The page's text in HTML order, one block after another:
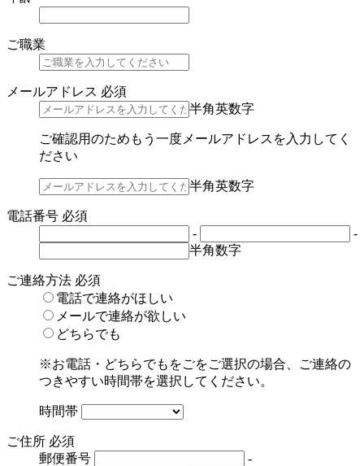
ご職業
メールアドレス 必須
半角英数字
ご確認用のためもう一度メールアドレスを入力してく
ださい
半角英数字
電話番号 必須
-
-
半角数字
ご連絡方法 必須
電話で連絡がほしい
メールで連絡が欲しい
どちらでも
※お電話・どちらでもをごをご選択の場合、ご連絡の
つきやすい時間帯を選択してください。
時間帯
ご住所 必須
郵便番号
-